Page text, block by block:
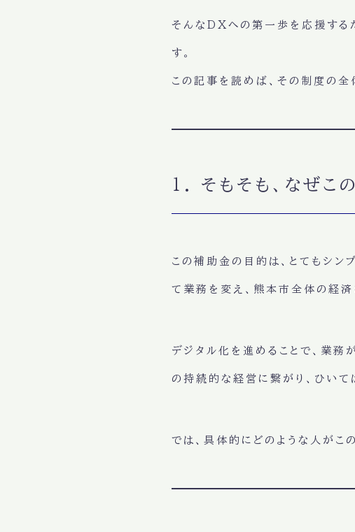
そんなDXへの第一歩を応援する
す。
この記事を読めば、その制度の全
1. そもそも、なぜこ
この補助金の目的は、とてもシン
て業務を変え、熊本市全体の経済
デジタル化を進めることで、業務
の持続的な経営に繋がり、ひいて
では、具体的にどのような人がこ